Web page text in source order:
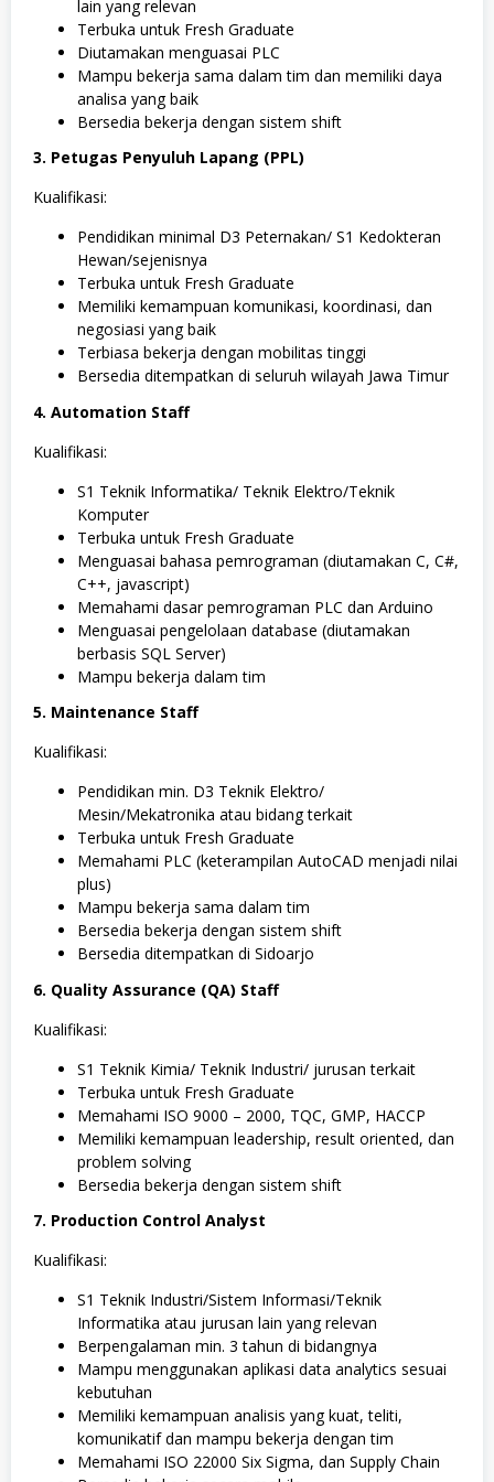
k
lain yang relevan
Terbuka untuk Fresh Graduate
Diutamakan menguasai PLC
Mampu bekerja sama dalam tim dan memiliki daya
analisa yang baik
Bersedia bekerja dengan sistem shift
3. Petugas Penyuluh Lapang (PPL)
Kualifikasi:
Pendidikan minimal D3 Peternakan/ S1 Kedokteran
Hewan/sejenisnya
Terbuka untuk Fresh Graduate
Memiliki kemampuan komunikasi, koordinasi, dan
negosiasi yang baik
Terbiasa bekerja dengan mobilitas tinggi
Bersedia ditempatkan di seluruh wilayah Jawa Timur
4. Automation Staff
Kualifikasi:
S1 Teknik Informatika/ Teknik Elektro/Teknik
Komputer
Terbuka untuk Fresh Graduate
Menguasai bahasa pemrograman (diutamakan C, C#,
C++, javascript)
Memahami dasar pemrograman PLC dan Arduino
Menguasai pengelolaan database (diutamakan
berbasis SQL Server)
Mampu bekerja dalam tim
5. Maintenance Staff
Kualifikasi:
Pendidikan min. D3 Teknik Elektro/
Mesin/Mekatronika atau bidang terkait
Terbuka untuk Fresh Graduate
Memahami PLC (keterampilan AutoCAD menjadi nilai
plus)
Mampu bekerja sama dalam tim
Bersedia bekerja dengan sistem shift
Bersedia ditempatkan di Sidoarjo
6. Quality Assurance (QA) Staff
Kualifikasi:
S1 Teknik Kimia/ Teknik Industri/ jurusan terkait
Terbuka untuk Fresh Graduate
Memahami ISO 9000 – 2000, TQC, GMP, HACCP
Memiliki kemampuan leadership, result oriented, dan
problem solving
Bersedia bekerja dengan sistem shift
7. Production Control Analyst
Kualifikasi:
S1 Teknik Industri/Sistem Informasi/Teknik
Informatika atau jurusan lain yang relevan
Berpengalaman min. 3 tahun di bidangnya
Mampu menggunakan aplikasi data analytics sesuai
kebutuhan
Memiliki kemampuan analisis yang kuat, teliti,
komunikatif dan mampu bekerja dengan tim
Memahami ISO 22000 Six Sigma, dan Supply Chain